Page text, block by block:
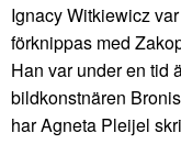
Ignacy Witkiewicz
förknippas med
Han var under en tid
bildkonstnären
har Agneta Pleijel